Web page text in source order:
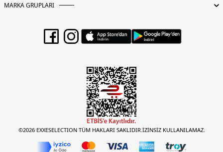
MARKA GRUPLARI
©2026 EXXESELECTION TÜM HAKLARI SAKLIDIR.İZİNSİZ KULLANILAMAZ.